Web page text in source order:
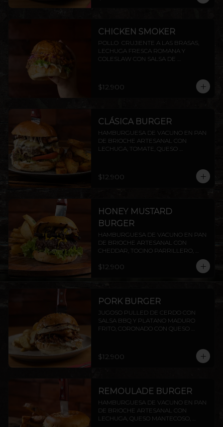
CHICKEN SMOKER
POLLO  CRUJIENTE A LAS BRASAS,
LECHUGA FRESCA ROMANA Y
COLESLAW CON SALSA DE
DE LA CASA. ACOMPAÑADO DE
PAPAS RUSTICAS.
$12.900
CLÁSICA BURGER
HAMBURGUESA DE VACUNO EN PAN
DE BRIOCHE ARTESANAL CON
LECHUGA, TOMATE, QUESO
RÚSTICAS.
$12.900
HONEY MUSTARD
BURGER
HAMBURGUESA DE VACUNO EN PAN
DE BRIOCHE ARTESANAL CON
CHEDDAR, TOCINO PARRILLERO,
HONEY MUSTARD.INCLUYE PAPAS
$12.900
PORK BURGER
JUGOSO PULLED DE CERDO CON
SALSA BBQ Y PLATANO MADURO
FRITO, CORONADO CON QUESO
$12.900
REMOULADE BURGER
HAMBURGUESA DE VACUNO EN PAN
DE BRIOCHE ARTESANAL CON
LECHUGA, QUESO MANTECOSO,